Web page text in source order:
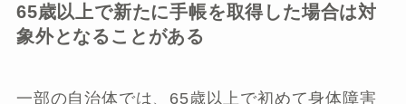
65歳以上で新たに手帳を取得した場合は対
象外となることがある
一部の自治体では、65歳以上で初めて身体障害